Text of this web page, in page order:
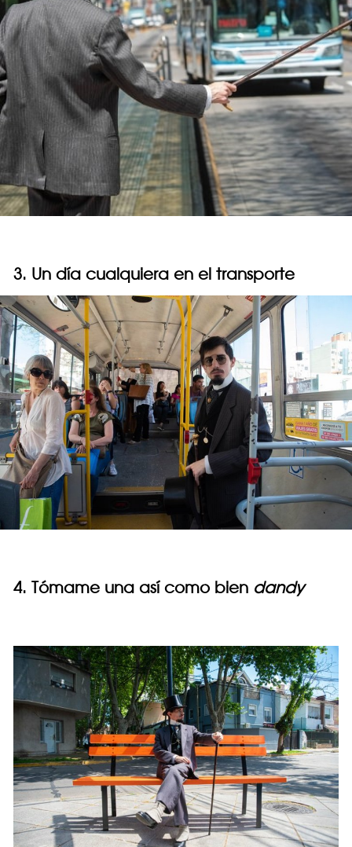
3. Un día cualquiera en el transporte
4. Tómame una así como bien dandy